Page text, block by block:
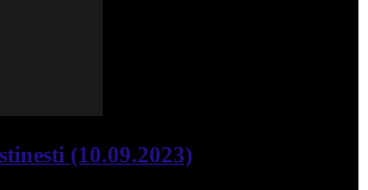
(10.09.2023)